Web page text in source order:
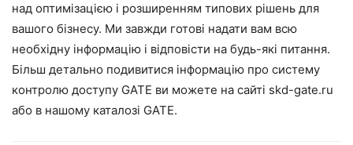
над оптимізацією і розширенням типових рішень для
вашого бізнесу. Ми завжди готові надати вам всю
необхідну інформацію і відповісти на будь-які питання.
Більш детально подивитися інформацію про систему
контролю доступу GATE ви можете на сайті skd-gate.ru
або в нашому каталозі GATE.